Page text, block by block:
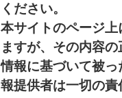
ください。
本サイトのページ
ますが、その内容
情報に基づいて被
報提供者は一切の責